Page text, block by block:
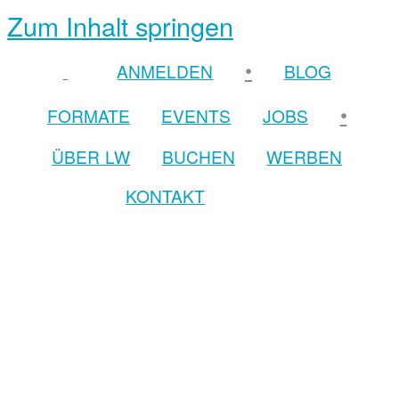
Zum Inhalt springen
ANMELDEN •
BLOG
FORMATE
EVENTS JOBS •
ÜBER LW BUCHEN
WERBEN
KONTAKT